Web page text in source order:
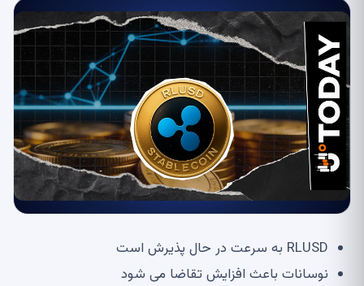
RLUSD به سرعت در حال پذیرش است
نوسانات باعث افزایش تقاضا می شود